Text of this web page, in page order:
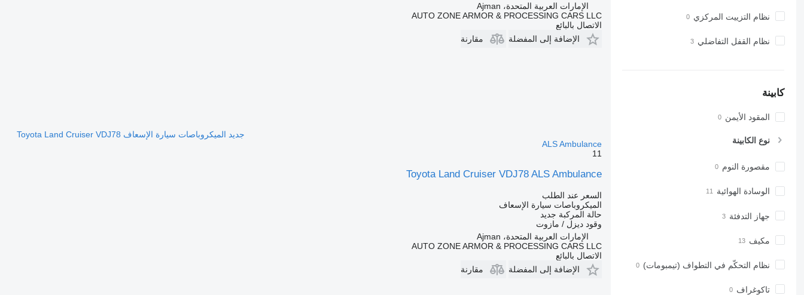
نظام التزييت المركزي
نظام القفل التفاضلي
كابينة
المقود الأيمن
نوع الكابينة
مقصورة النوم
الوسادة الهوائية
جهاز التدفئة
مكيف
نظام التحكّم في التطواف (تيمبومات)
تاكوغراف
الإمارات العربية المتحدة، Ajman
AUTO ZONE ARMOR & PROCESSING CARS LLC
الاتصال بالبائع
الإضافة إلى المفضلة
مقارنة
جديد الميكروباصات سيارة الإسعاف Toyota Land Cruiser VDJ78
ALS Ambulance
11
Toyota Land Cruiser VDJ78 ALS Ambulance
السعر عند الطلب
الميكروباصات سيارة الإسعاف
حالة المركبة جديد
وقود ديزل / مازوت
الإمارات العربية المتحدة، Ajman
AUTO ZONE ARMOR & PROCESSING CARS LLC
الاتصال بالبائع
الإضافة إلى المفضلة
مقارنة